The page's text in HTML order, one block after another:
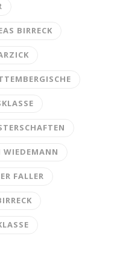
BIRRECK
WIEDEMANN
FALLER